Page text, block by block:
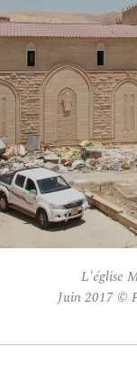
L'église
Juin 2017 ©